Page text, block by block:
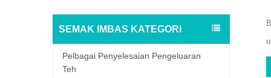
SEMAK IMBAS KATEGORI
Pelbagai Penyelesaian Pengeluaran
Teh